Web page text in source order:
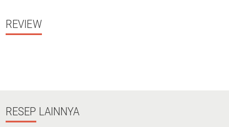
REVIEW
RESEP LAINNYA